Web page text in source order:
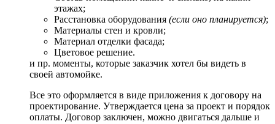
этажах;
Расстановка оборудования (если оно планируется);
Материалы стен и кровли;
Материал отделки фасада;
Цветовое решение.
и пр. моменты, которые заказчик хотел бы видеть в
своей автомойке.
Все это оформляется в виде приложения к договору на
проектирование. Утверждается цена за проект и порядок
оплаты. Договор заключен, можно двигаться дальше и